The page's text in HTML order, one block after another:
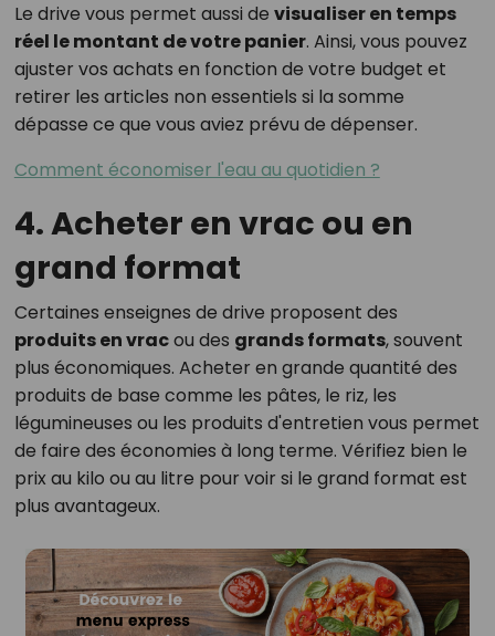
Le drive vous permet aussi de visualiser en temps
réel le montant de votre panier. Ainsi, vous pouvez
ajuster vos achats en fonction de votre budget et
retirer les articles non essentiels si la somme
dépasse ce que vous aviez prévu de dépenser.
Comment économiser l'eau au quotidien ?
4. Acheter en vrac ou en
grand format
Certaines enseignes de drive proposent des
produits en vracou des grands formats, souvent
plus économiques. Acheter en grande quantité des
produits de base comme les pâtes, le riz, les
légumineuses ou les produits d'entretien vous permet
de faire des économies à long terme. Vérifiez bien le
prix au kilo ou au litre pour voir si le grand format est
plus avantageux.